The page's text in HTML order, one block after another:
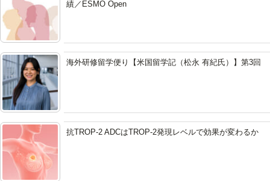
績／ESMO Open
海外研修留学便り【米国留学記（松永 有紀氏）】第3回
抗TROP-2 ADCはTROP-2発現レベルで効果が変わるか